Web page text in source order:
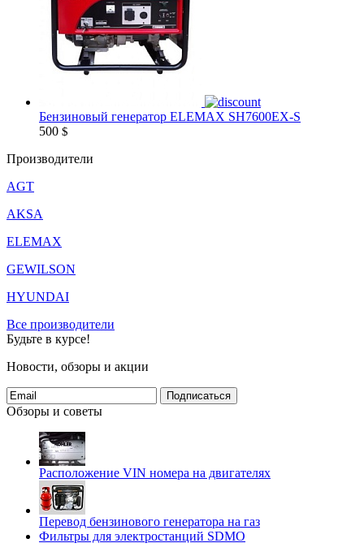
Бензиновый генератор ELEMAX SH7600EX-S
500 $
Производители
AGT
AKSA
ELEMAX
GEWILSON
HYUNDAI
Все производители
Будьте в курсе!
Новости, обзоры и акции
Подписаться
Обзоры и советы
Расположение VIN номера на двигателях
Перевод бензинового генератора на газ
Фильтры для электростанций SDMO